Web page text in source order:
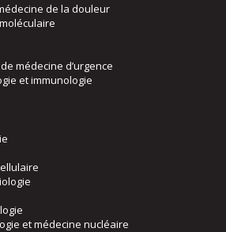
de la douleur
médecine d’urgence
et immunologie
et médecine nucléaire